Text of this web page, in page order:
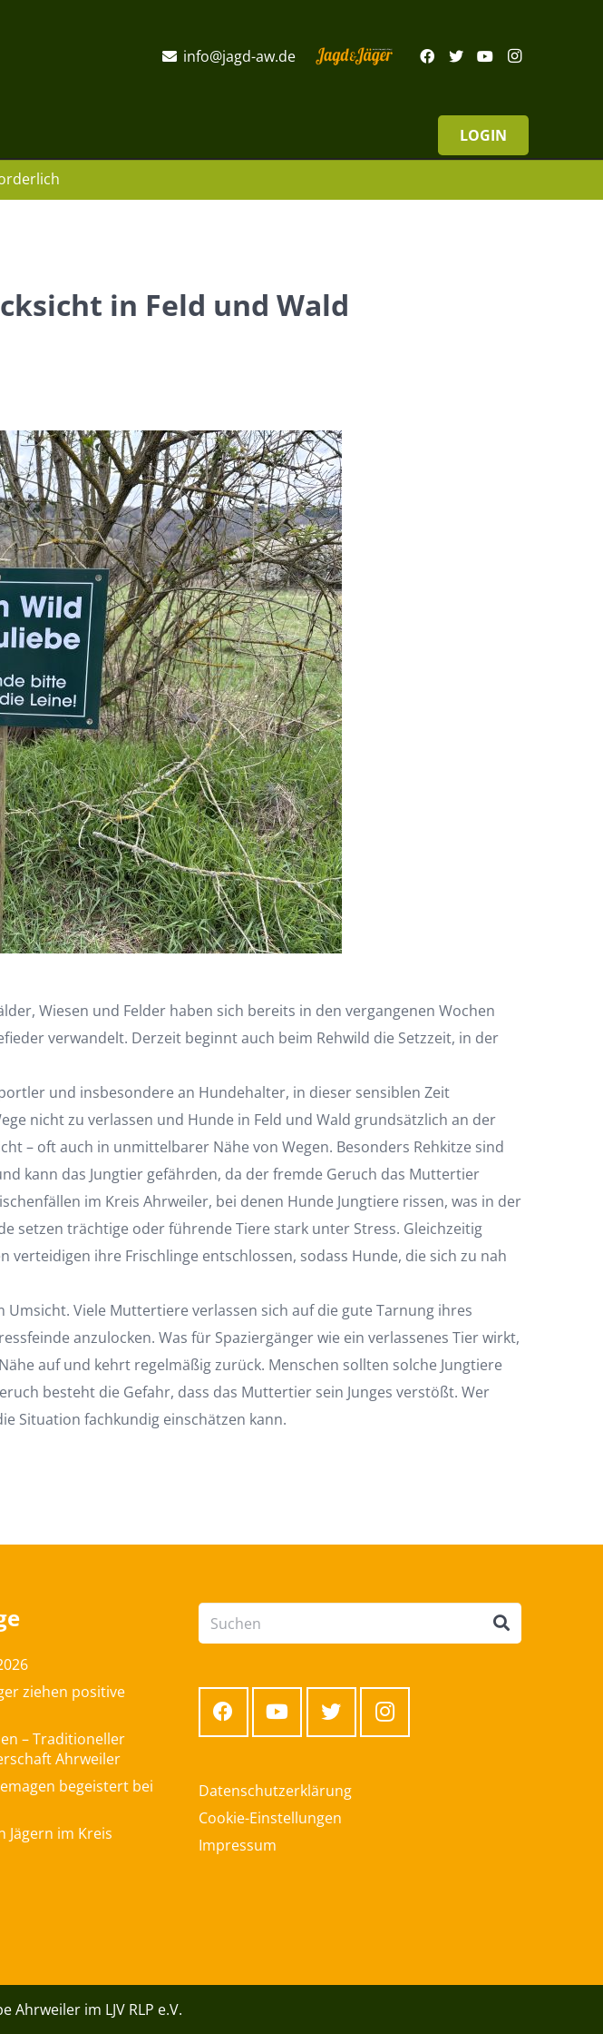
info@jagd-aw.de
LOGIN
in Feld und Wald
Wiesen und Felder haben sich bereits in den vergangenen Wochen
verwandelt. Derzeit beginnt auch beim Rehwild die Setzzeit, in der
und insbesondere an Hundehalter, in dieser sensiblen Zeit
nicht zu verlassen und Hunde in Feld und Wald grundsätzlich an der
– oft auch in unmittelbarer Nähe von Wegen. Besonders Rehkitze sind
kann das Jungtier gefährden, da der fremde Geruch das Muttertier
im Kreis Ahrweiler, bei denen Hunde Jungtiere rissen, was in der
setzen trächtige oder führende Tiere stark unter Stress. Gleichzeitig
ihre Frischlinge entschlossen, sodass Hunde, die sich zu nah
Viele Muttertiere verlassen sich auf die gute Tarnung ihres
anzulocken. Was für Spaziergänger wie ein verlassenes Tier wirkt,
auf und kehrt regelmäßig zurück. Menschen sollten solche Jungtiere
besteht die Gefahr, dass das Muttertier sein Junges verstößt. Wer
Situation fachkundig einschätzen kann.
ziehen positive
– Traditioneller
Ahrweiler
begeistert bei
Jägern im Kreis
Datenschutzerklärung
Cookie-Einstellungen
Impressum
im LJV RLP e.V.